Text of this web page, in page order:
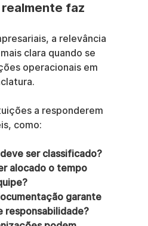
realmente faz
a relevância
clara quando se
operacionais em
a responderem
como:
ser classificado?
alocado o tempo
garante
responsabilidade?